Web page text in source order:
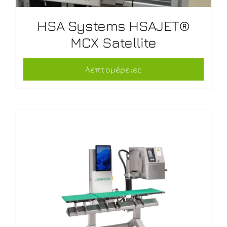
HSA Systems HSAJET®
MCX Satellite
Λεπτομέρειες